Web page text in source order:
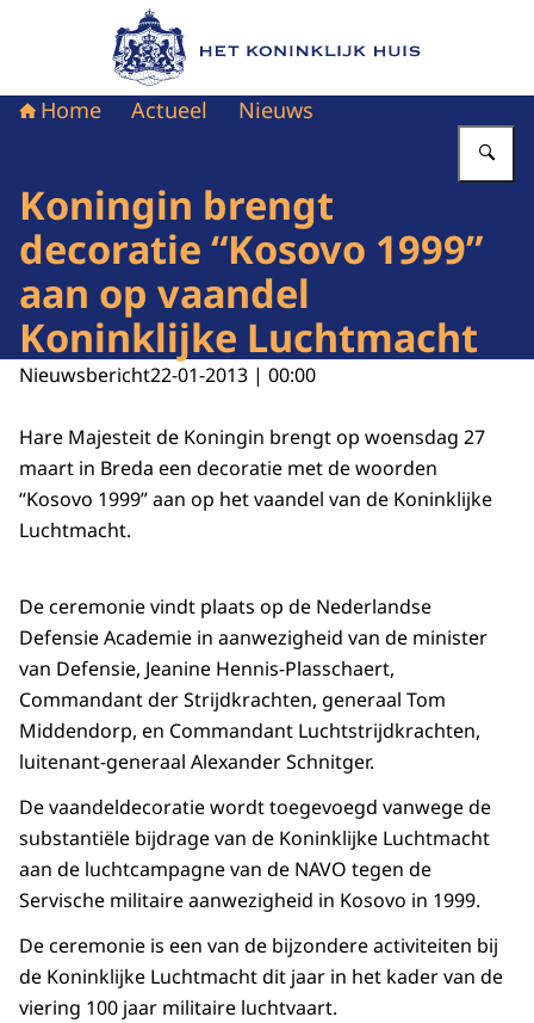
Naar de homepage van Het Koninklijk Huis
Home Actueel Nieuws
Koningin brengt
decoratie “Kosovo 1999”
aan op vaandel
Koninklijke Luchtmacht
Nieuwsbericht22-01-2013 | 00:00
Hare Majesteit de Koningin brengt op woensdag 27
maart in Breda een decoratie met de woorden
“Kosovo 1999” aan op het vaandel van de Koninklijke
Luchtmacht.
De ceremonie vindt plaats op de Nederlandse
Defensie Academie in aanwezigheid van de minister
van Defensie, Jeanine Hennis-Plasschaert,
Commandant der Strijdkrachten, generaal Tom
Middendorp, en Commandant Luchtstrijdkrachten,
luitenant-generaal Alexander Schnitger.
De vaandeldecoratie wordt toegevoegd vanwege de
substantiële bijdrage van de Koninklijke Luchtmacht
aan de luchtcampagne van de NAVO tegen de
Servische militaire aanwezigheid in Kosovo in 1999.
De ceremonie is een van de bijzondere activiteiten bij
de Koninklijke Luchtmacht dit jaar in het kader van de
viering 100 jaar militaire luchtvaart.